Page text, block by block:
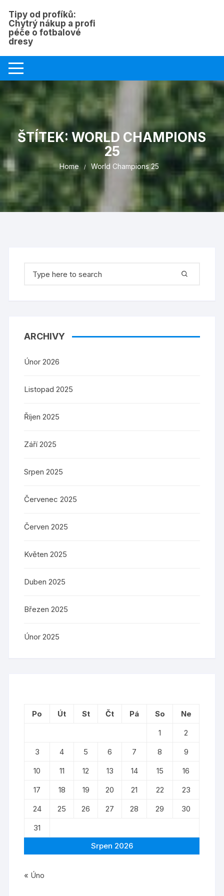
content
Tipy od profíků:
Chytrý nákup a profi
péče o fotbalové
dresy
ŠTÍTEK:WORLD CHAMPIONS
25
Home World Champions 25
for:
ARCHIVY
Únor 2026
Listopad 2025
Říjen 2025
Září 2025
Srpen 2025
Červenec 2025
Červen 2025
Květen 2025
Duben 2025
Březen 2025
Únor 2025
Srpen 2026
Po Út St Čt Pá So
Ne
1
2
3
4 5 6 7 8
9
10
11 12 13 14 15
16
17
18 19 20 21 22
23
24
25 26 27 28 29
30
31
« Úno